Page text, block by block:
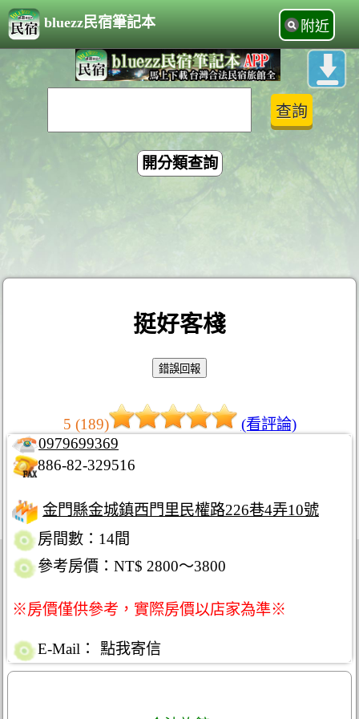
bluezz民宿筆記本 附近
開分類查詢
挺好客棧
5 (189)
(看評論)
0979699369
886-82-329516
金門縣金城鎮西門里民權路226巷4弄10號
房間數：14間
參考房價：NT$ 2800～3800
※房價僅供參考，實際房價以店家為準※
E-Mail： 點我寄信